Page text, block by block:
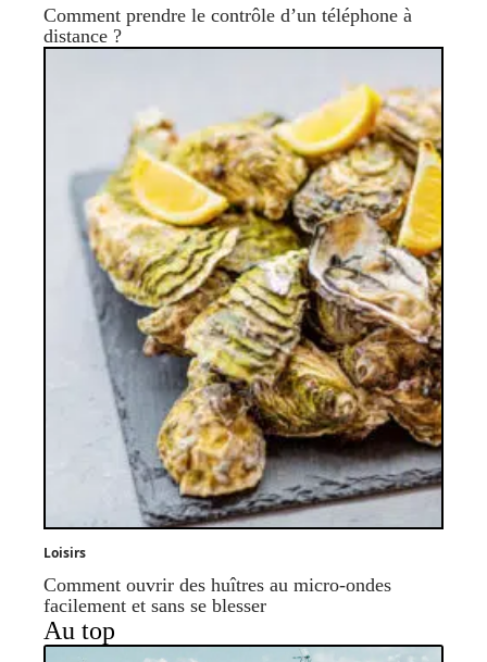
Comment prendre le contrôle d’un téléphone à
distance ?
Loisirs
Comment ouvrir des huîtres au micro-ondes
facilement et sans se blesser
Au top